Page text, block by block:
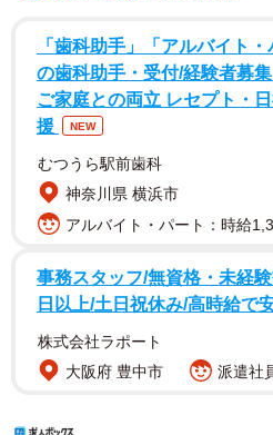
「歯科助手」「アルバイト
の歯科助手・受付/経験者募
ご家庭との両立 レセプト・
援
NEW
むつうら駅前歯科
神奈川県 横浜市
アルバイト・パート：時給
事務スタッフ/無資格・未経
日以上/土日祝休み/高時給で
株式会社ラポート
大阪府 豊中市
派遣社